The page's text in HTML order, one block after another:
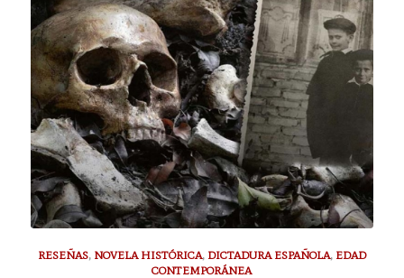
RESEÑAS, NOVELA HISTÓRICA, DICTADURA ESPAÑOLA, EDAD
CONTEMPORÁNEA